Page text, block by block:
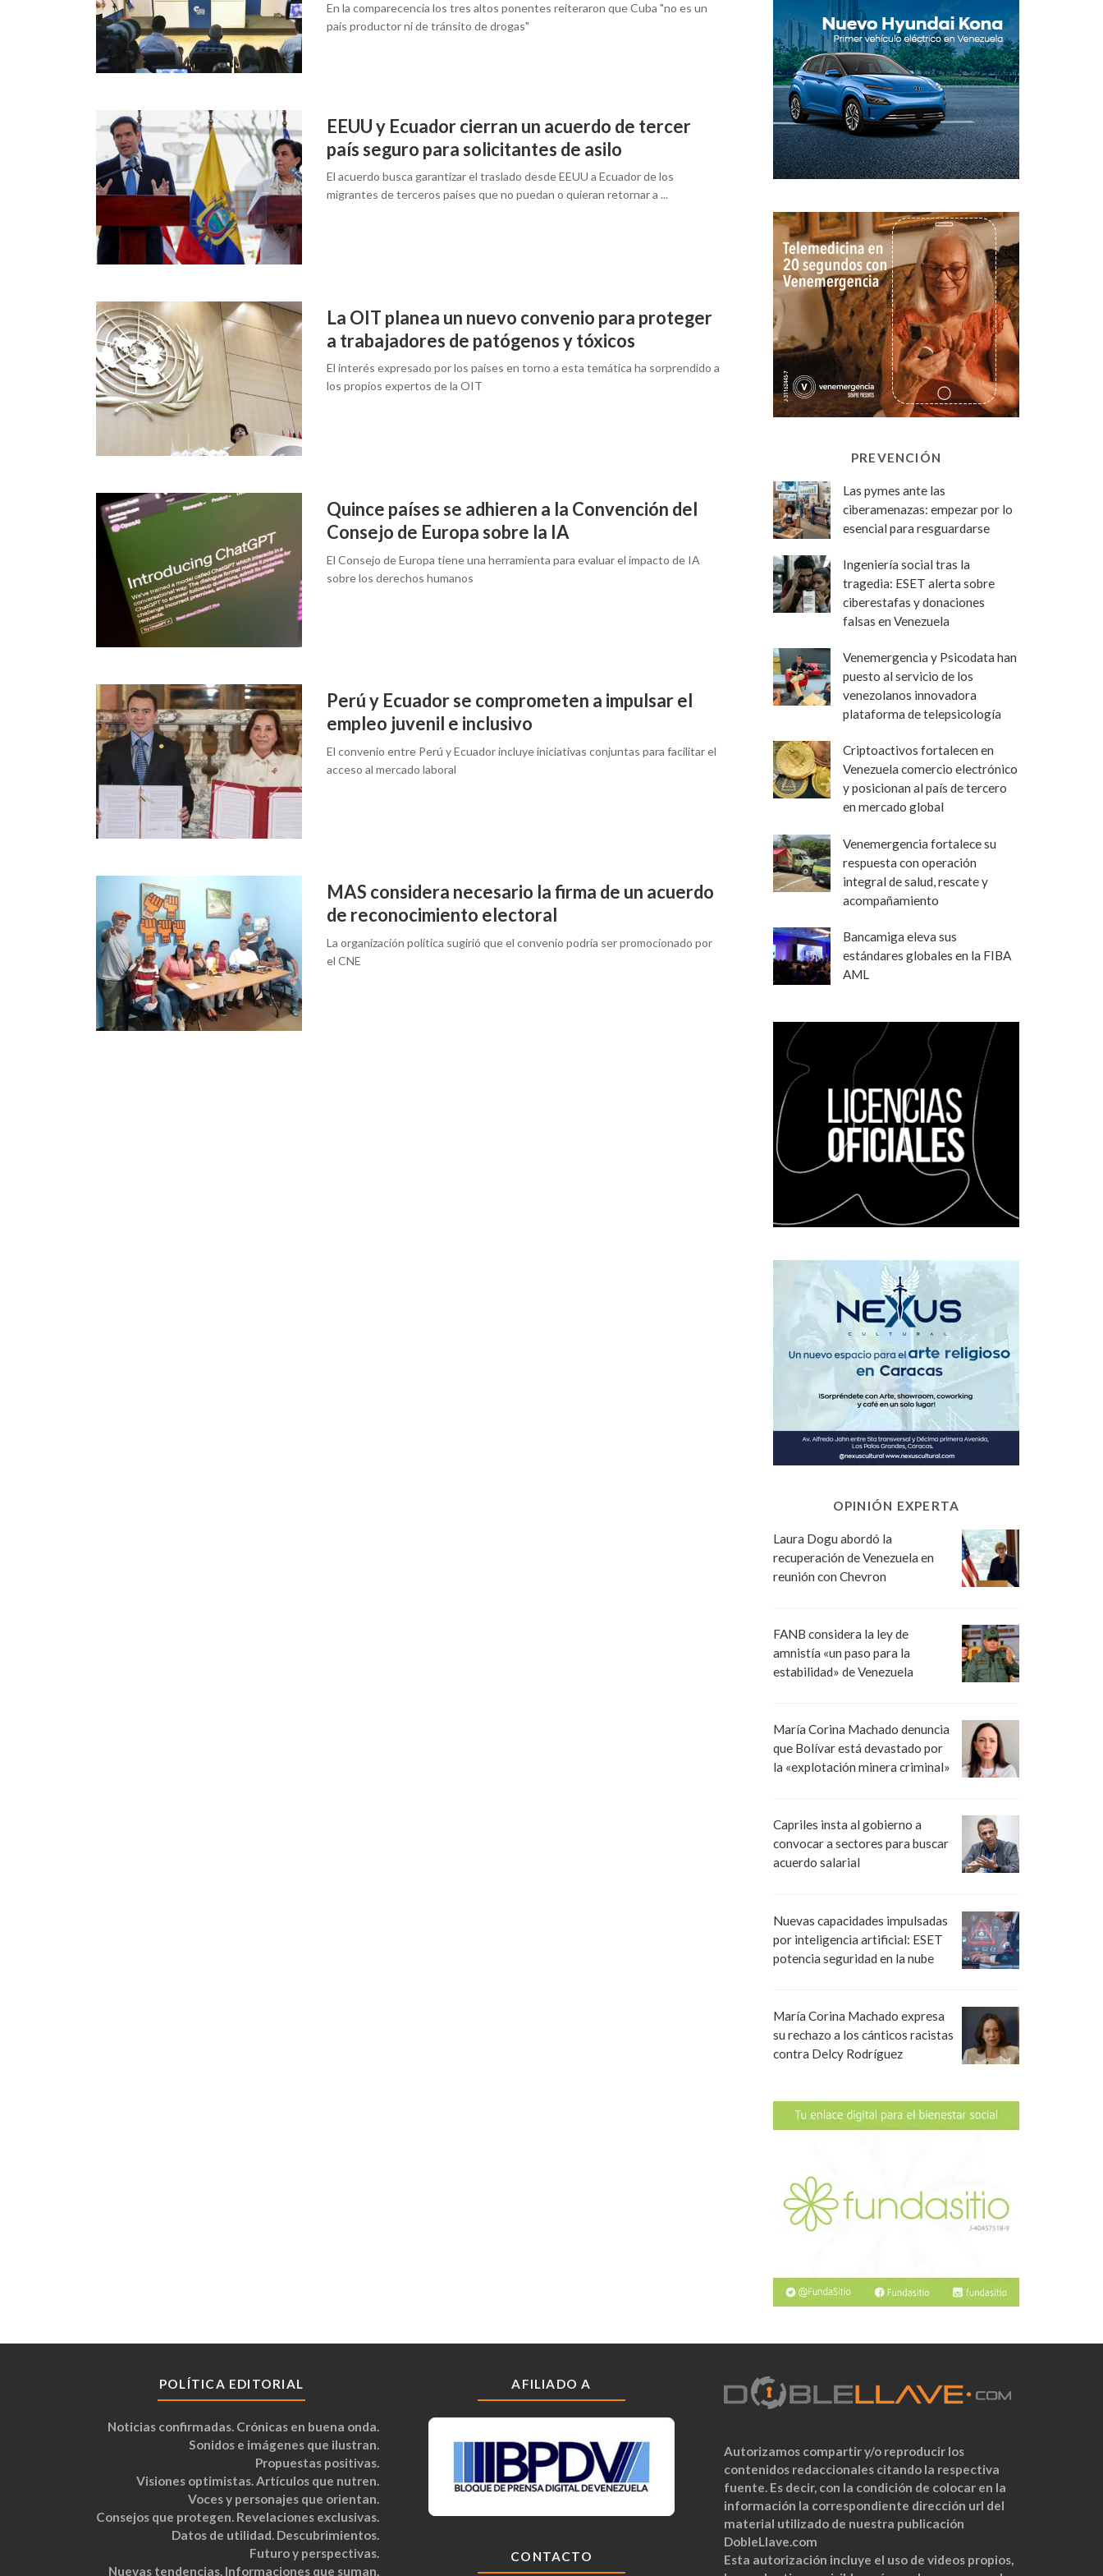
En la comparecencia los tres altos ponentes reiteraron que Cuba "no es un
país productor ni de tránsito de drogas"
EEUU y Ecuador cierran un acuerdo de tercer
país seguro para solicitantes de asilo
El acuerdo busca garantizar el traslado desde EEUU a Ecuador de los
migrantes de terceros países que no puedan o quieran retornar a ...
La OIT planea un nuevo convenio para proteger
a trabajadores de patógenos y tóxicos
El interés expresado por los países en torno a esta temática ha sorprendido a
los propios expertos de la OIT
Quince países se adhieren a la Convención del
Consejo de Europa sobre la IA
El Consejo de Europa tiene una herramienta para evaluar el impacto de IA
sobre los derechos humanos
Perú y Ecuador se comprometen a impulsar el
empleo juvenil e inclusivo
El convenio entre Perú y Ecuador incluye iniciativas conjuntas para facilitar el
acceso al mercado laboral
MAS considera necesario la firma de un acuerdo
de reconocimiento electoral
La organización política sugirió que el convenio podría ser promocionado por
el CNE
PREVENCIÓN
Las pymes ante las
ciberamenazas: empezar por lo
esencial para resguardarse
Ingeniería social tras la
tragedia: ESET alerta sobre
ciberestafas y donaciones
falsas en Venezuela
Venemergencia y Psicodata han
puesto al servicio de los
venezolanos innovadora
plataforma de telepsicología
Criptoactivos fortalecen en
Venezuela comercio electrónico
y posicionan al país de tercero
en mercado global
Venemergencia fortalece su
respuesta con operación
integral de salud, rescate y
acompañamiento
Bancamiga eleva sus
estándares globales en la FIBA
AML
OPINIÓN EXPERTA
Laura Dogu abordó la
recuperación de Venezuela en
reunión con Chevron
FANB considera la ley de
amnistía «un paso para la
estabilidad» de Venezuela
María Corina Machado denuncia
que Bolívar está devastado por
la «explotación minera criminal»
Capriles insta al gobierno a
convocar a sectores para buscar
acuerdo salarial
Nuevas capacidades impulsadas
por inteligencia artificial: ESET
potencia seguridad en la nube
María Corina Machado expresa
su rechazo a los cánticos racistas
contra Delcy Rodríguez
POLÍTICA EDITORIAL
Noticias confirmadas. Crónicas en buena onda.
Sonidos e imágenes que ilustran.
Propuestas positivas.
Visiones optimistas. Artículos que nutren.
Voces y personajes que orientan.
Consejos que protegen. Revelaciones exclusivas.
Datos de utilidad. Descubrimientos.
Futuro y perspectivas.
Nuevas tendencias. Informaciones que suman.
AFILIADO A
CONTACTO
Autorizamos compartir y/o reproducir los
contenidos redaccionales citando la respectiva
fuente. Es decir, con la condición de colocar en la
información la correspondiente dirección url del
material utilizado de nuestra publicación
DobleLlave.com
Esta autorización incluye el uso de videos propios,